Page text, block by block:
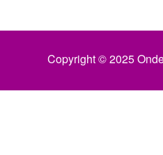
Copyright © 2025